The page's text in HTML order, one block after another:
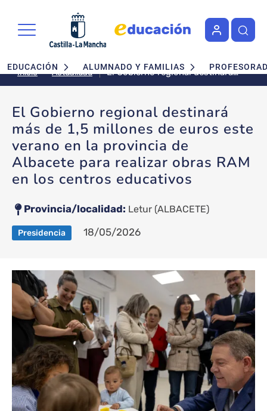
Navegación principal
EDUCACIÓN ALUMNADO Y FAMILIAS
Inicio Actualidad
El Gobierno regional destinará
más de 1,5 millones de euros
Albacete para realizar obras
RAM en los centros educativos
El Gobierno regional destinará
más de 1,5 millones de euros este
verano en la provincia de
Albacete para realizar obras RAM
en los centros educativos
Provincia/localidad Letur (ALBACETE)
Presidencia 18/05/2026